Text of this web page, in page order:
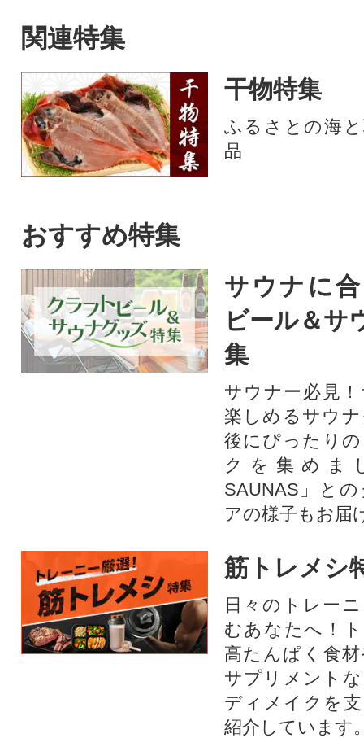
関連特集
干物特集
ふるさとの海
品
おすすめ特集
サウナに
ビール＆サ
集
サウナー必見
楽しめるサウ
後にぴったり
クを集めま
SAUNAS」と
アの様子もお届
筋トレメシ
日々のトレー
むあなたへ！
高たんぱく食
サプリメント
ディメイクを
紹介しています